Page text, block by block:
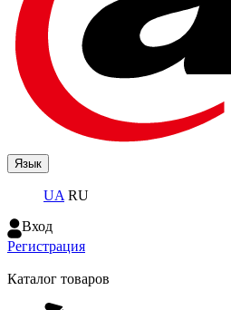
Язык
UA RU
Вход
Регистрация
Каталог товаров